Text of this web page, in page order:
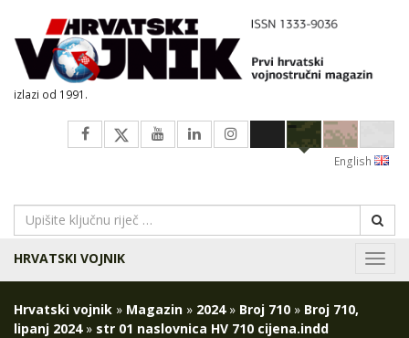
izlazi od 1991.
English
HRVATSKI VOJNIK
Hrvatski vojnik » Magazin » 2024» Broj 710 » Broj 710,
lipanj 2024» str 01 naslovnica HV 710 cijena.indd